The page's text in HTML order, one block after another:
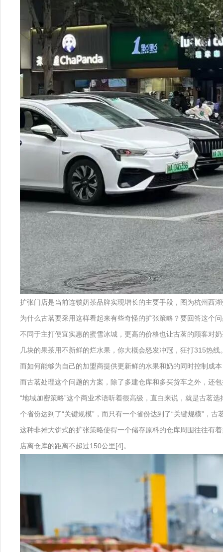
扩张门店是当前连锁奶茶品牌实现增长的主要手段，图为杭州西
为什么古茗要采用这样看起来有些奇怪的扩张策略？要回答这个
不同于主打便宜实惠的蜜雪冰城，更高的价格也让古茗的顾客对
几块的果茶用不新鲜的烂水果，你大概会怒发冲冠，狂打315热线
而如何能够为自己的加盟商提供更新鲜的水果和奶的同时控制成
而古茗处理这个问题的方案，除了多建仓库和多买货车之外，还
“地域加密策略”这个商业术语听着很高级，直白来说，就是古茗
个省份达到了“关键规模”，而只有一个省份达到了“关键规模”，
这种非摊大饼式的扩张策略使得一个储存原料的仓库周围往往有
店离仓库的距离不超过150公里[4]。